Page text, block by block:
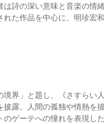
詩の深い意味と音楽の情
た作品を中心に、明珍宏
界」と題し、《さすらい
露。人間の孤独や情熱を
ゲーテへの憧れを表現し